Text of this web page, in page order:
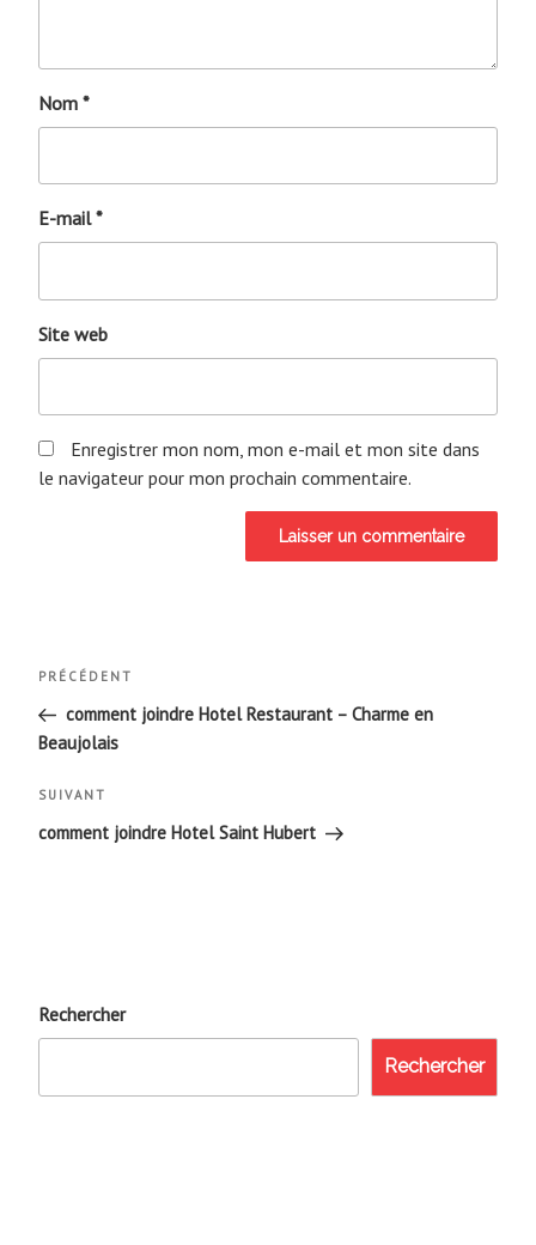
Nom *
E-mail*
Site web
Enregistrer mon nom, mon e-mail et mon site dans
le navigateur pour mon prochain commentaire.
Navigation
de
l’article
Article
précédent
PRÉCÉDENT
comment joindre Hotel Restaurant – Charme en
Beaujolais
Article
suivant
SUIVANT
comment joindre Hotel Saint Hubert
Rechercher
Rechercher